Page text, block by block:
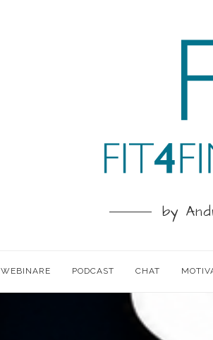
by
WEBINARE PODCAST CHAT